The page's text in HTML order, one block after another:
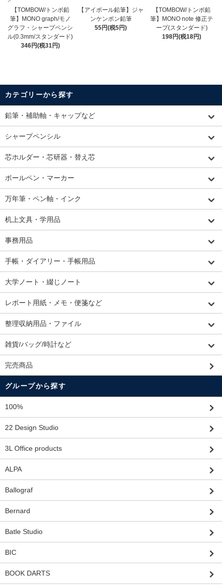
【TOMBOW/トンボ鉛
筆】MONO graph/モノ
グラフ・シャープペンシ
ル(0.3mm/スタンダード)
346円(税31円)
【アイボール鉛筆】ジャ
ンケンポン鉛筆
55円(税5円)
【TOMBOW/トンボ鉛
筆】MONO note 修正テ
ープ(スタンダード)
198円(税18円)
カテゴリーから探す
鉛筆・補助軸・キャップなど
シャープペンシル
芯ホルダー・芯研器・替え芯
ボールペン・マーカー
万年筆・ペン軸・インク
机上文具・学用品
事務用品
手帳・ダイアリー・手帳用品
大学ノート・綴じノート
レポート用紙・メモ・便箋など
整理収納用品・ファイル
雑貨/バッグ/時計など
完売商品
グループから探す
100%
22 Design Studio
3L Office products
ALPA
Ballograf
Bernard
Batle Studio
BIC
BOOK DARTS